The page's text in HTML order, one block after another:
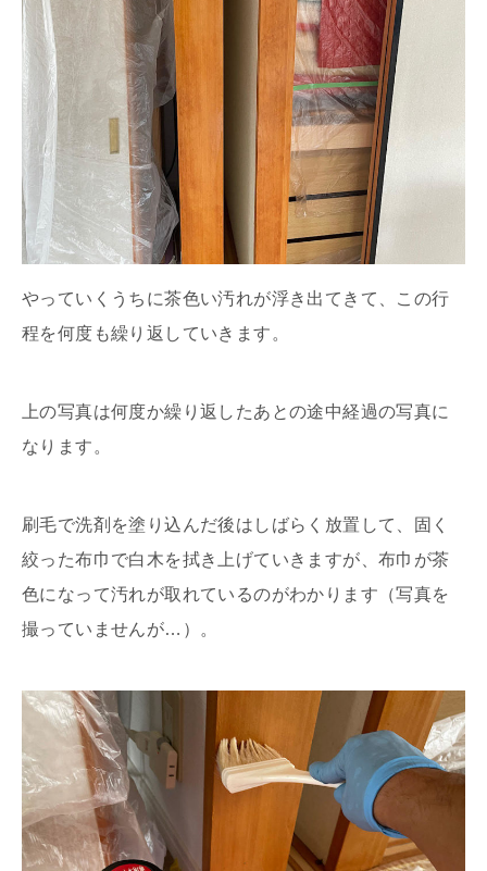
やっていくうちに茶色い汚れが浮き出てきて、この行
程を何度も繰り返していきます。
上の写真は何度か繰り返したあとの途中経過の写真に
なります。
刷毛で洗剤を塗り込んだ後はしばらく放置して、固く
絞った布巾で白木を拭き上げていきますが、布巾が茶
色になって汚れが取れているのがわかります（写真を
撮っていませんが…）。